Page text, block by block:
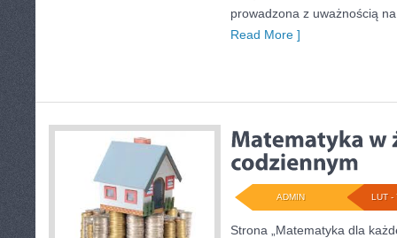
prowadzona z uważnością
Read More ]
LUT -
ADMIN
Strona „Matematyka dla